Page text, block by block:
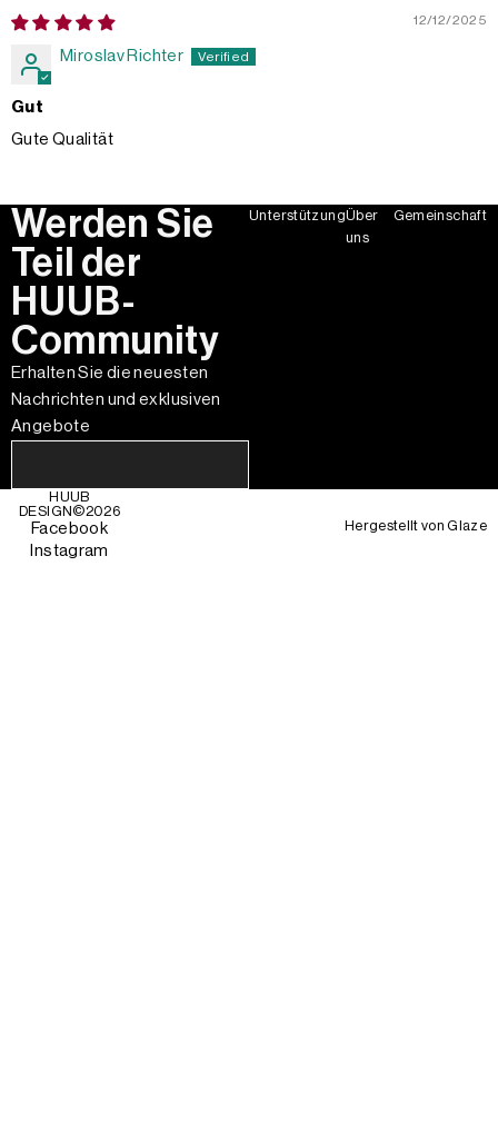
12/12/2025
Miroslav Richter
Gut
Gute Qualität
Werden Sie
Teil der
HUUB-
Community
Erhalten Sie die neuesten
Nachrichten und exklusiven
Angebote
UnterstützungÜber
uns
Gemeinschaft
HUUB
DESIGN©2026
Facebook
Instagram
Hergestellt vonGlaze